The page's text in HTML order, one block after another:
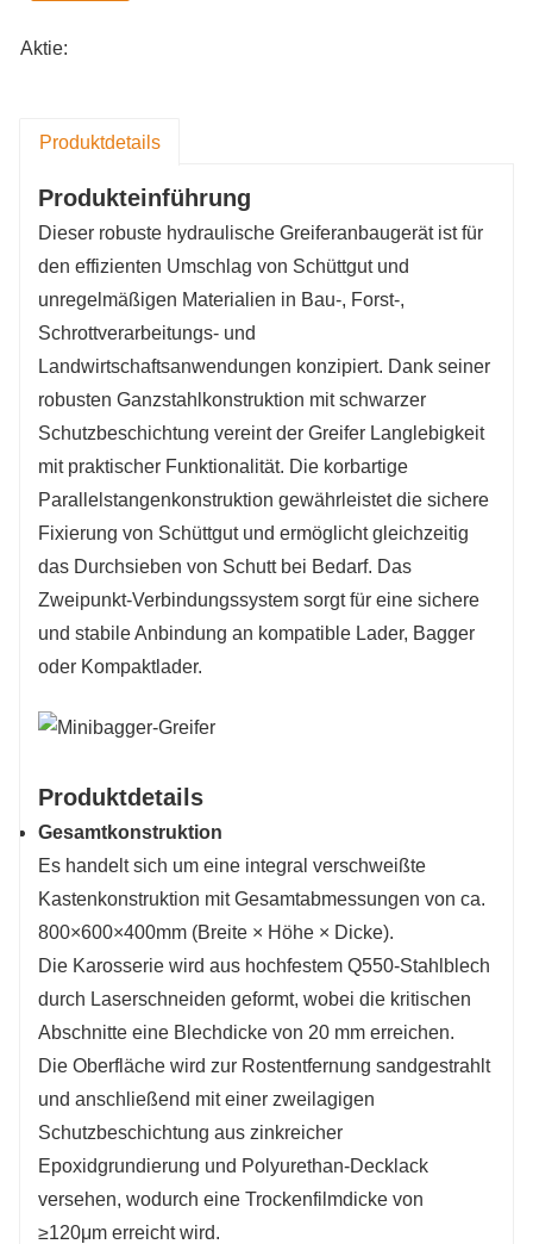
Aktie:
Produktdetails
Produkteinführung
Dieser robuste hydraulische Greiferanbaugerät ist für
den effizienten Umschlag von Schüttgut und
unregelmäßigen Materialien in Bau-, Forst-,
Schrottverarbeitungs- und
Landwirtschaftsanwendungen konzipiert. Dank seiner
robusten Ganzstahlkonstruktion mit schwarzer
Schutzbeschichtung vereint der Greifer Langlebigkeit
mit praktischer Funktionalität. Die korbartige
Parallelstangenkonstruktion gewährleistet die sichere
Fixierung von Schüttgut und ermöglicht gleichzeitig
das Durchsieben von Schutt bei Bedarf. Das
Zweipunkt-Verbindungssystem sorgt für eine sichere
und stabile Anbindung an kompatible Lader, Bagger
oder Kompaktlader.
Produktdetails
Gesamtkonstruktion
Es handelt sich um eine integral verschweißte
Kastenkonstruktion mit Gesamtabmessungen von ca.
800×600×400mm (Breite × Höhe × Dicke).
Die Karosserie wird aus hochfestem Q550-Stahlblech
durch Laserschneiden geformt, wobei die kritischen
Abschnitte eine Blechdicke von 20 mm erreichen.
Die Oberfläche wird zur Rostentfernung sandgestrahlt
und anschließend mit einer zweilagigen
Schutzbeschichtung aus zinkreicher
Epoxidgrundierung und Polyurethan-Decklack
versehen, wodurch eine Trockenfilmdicke von
≥120μm erreicht wird.